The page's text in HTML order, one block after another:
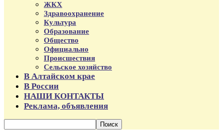
ЖКХ
Здравоохранение
Культура
Образование
Общество
Официально
Происшествия
Сельское хозяйство
В Алтайском крае
В России
НАШИ КОНТАКТЫ
Реклама, объявления